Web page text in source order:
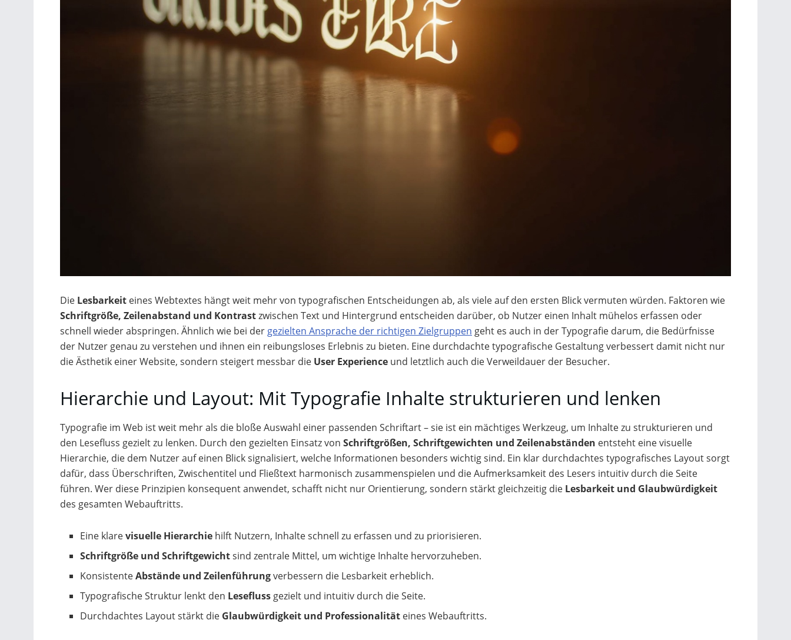
Die Lesbarkeit eines Webtextes hängt weit mehr von typografischen Entscheidungen ab, als viele auf den ersten Blick vermuten würden. Faktoren wie
Schriftgröße, Zeilenabstand und Kontrastzwischen Text und Hintergrund entscheiden darüber, ob Nutzer einen Inhalt mühelos erfassen oder
schnell wieder abspringen. Ähnlich wie bei der gezielten Ansprache der richtigen Zielgruppen geht es auch in der Typografie darum, die Bedürfnisse
der Nutzer genau zu verstehen und ihnen ein reibungsloses Erlebnis zu bieten. Eine durchdachte typografische Gestaltung verbessert damit nicht nur
die Ästhetik einer Website, sondern steigert messbar die User Experience und letztlich auch die Verweildauer der Besucher.
Hierarchie und Layout: Mit Typografie Inhalte strukturieren und lenken
Typografie im Web ist weit mehr als die bloße Auswahl einer passenden Schriftart – sie ist ein mächtiges Werkzeug, um Inhalte zu strukturieren und
den Lesefluss gezielt zu lenken. Durch den gezielten Einsatz von Schriftgrößen, Schriftgewichten und Zeilenabständen entsteht eine visuelle
Hierarchie, die dem Nutzer auf einen Blick signalisiert, welche Informationen besonders wichtig sind. Ein klar durchdachtes typografisches Layout sorgt
dafür, dass Überschriften, Zwischentitel und Fließtext harmonisch zusammenspielen und die Aufmerksamkeit des Lesers intuitiv durch die Seite
führen. Wer diese Prinzipien konsequent anwendet, schafft nicht nur Orientierung, sondern stärkt gleichzeitig die Lesbarkeit und Glaubwürdigkeit
des gesamten Webauftritts.
Eine klarevisuelle Hierarchie hilft Nutzern, Inhalte schnell zu erfassen und zu priorisieren.
Schriftgröße und Schriftgewichtsind zentrale Mittel, um wichtige Inhalte hervorzuheben.
KonsistenteAbstände und Zeilenführungverbessern die Lesbarkeit erheblich.
Typografische Struktur lenkt den Lesefluss gezielt und intuitiv durch die Seite.
Durchdachtes Layout stärkt die Glaubwürdigkeit und Professionalität eines Webauftritts.